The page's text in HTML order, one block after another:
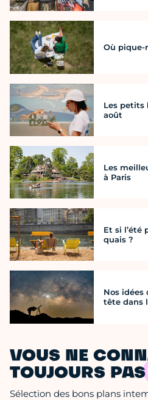
Où pique-
Les petits
août
Les
à Paris
Et si l’été
quais ?
Nos idées
tête dans
VOUS NE
TOUJOURS
Sélection des bons plans